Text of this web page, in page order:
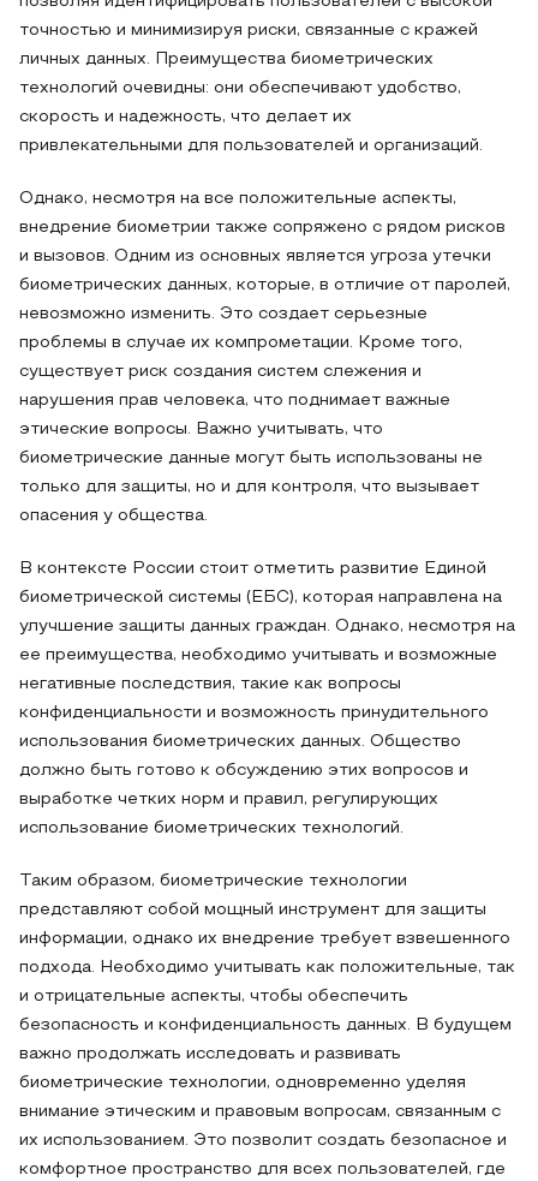
точностью и минимизируя риски, связанные с кражей
личных данных. Преимущества биометрических
технологий очевидны: они обеспечивают удобство,
скорость и надежность, что делает их
привлекательными для пользователей и организаций.
Однако, несмотря на все положительные аспекты,
внедрение биометрии также сопряжено с рядом рисков
и вызовов. Одним из основных является угроза утечки
биометрических данных, которые, в отличие от паролей,
невозможно изменить. Это создает серьезные
проблемы в случае их компрометации. Кроме того,
существует риск создания систем слежения и
нарушения прав человека, что поднимает важные
этические вопросы. Важно учитывать, что
биометрические данные могут быть использованы не
только для защиты, но и для контроля, что вызывает
опасения у общества.
В контексте России стоит отметить развитие Единой
биометрической системы (ЕБС), которая направлена на
улучшение защиты данных граждан. Однако, несмотря на
ее преимущества, необходимо учитывать и возможные
негативные последствия, такие как вопросы
конфиденциальности и возможность принудительного
использования биометрических данных. Общество
должно быть готово к обсуждению этих вопросов и
выработке четких норм и правил, регулирующих
использование биометрических технологий.
Таким образом, биометрические технологии
представляют собой мощный инструмент для защиты
информации, однако их внедрение требует взвешенного
подхода. Необходимо учитывать как положительные, так
и отрицательные аспекты, чтобы обеспечить
безопасность и конфиденциальность данных. В будущем
важно продолжать исследовать и развивать
биометрические технологии, одновременно уделяя
внимание этическим и правовым вопросам, связанным с
их использованием. Это позволит создать безопасное и
комфортное пространство для всех пользователей, где